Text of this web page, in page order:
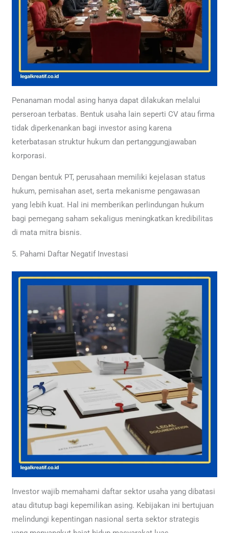
Penanaman modal asing hanya dapat dilakukan melalui
perseroan terbatas. Bentuk usaha lain seperti CV atau firma
tidak diperkenankan bagi investor asing karena
keterbatasan struktur hukum dan pertanggungjawaban
korporasi.
Dengan bentuk PT, perusahaan memiliki kejelasan status
hukum, pemisahan aset, serta mekanisme pengawasan
yang lebih kuat. Hal ini memberikan perlindungan hukum
bagi pemegang saham sekaligus meningkatkan kredibilitas
di mata mitra bisnis.
5. Pahami Daftar Negatif Investasi
Investor wajib memahami daftar sektor usaha yang dibatasi
atau ditutup bagi kepemilikan asing. Kebijakan ini bertujuan
melindungi kepentingan nasional serta sektor strategis